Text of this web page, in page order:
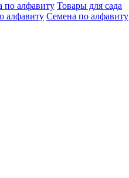
по алфавиту Товары для сада
алфавиту Семена по алфавиту